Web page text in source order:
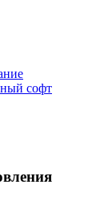
софт